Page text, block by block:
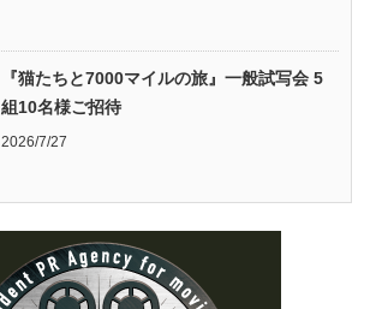
『猫たちと7000マイルの旅』一般試写会 5
組10名様ご招待
2026/7/27